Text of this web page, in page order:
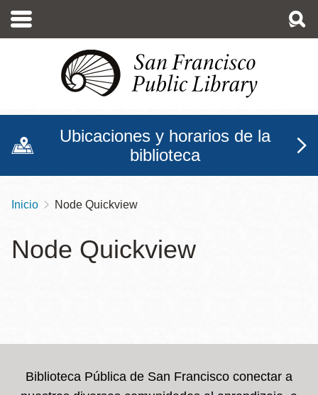
contenido
Ubicaciones y horarios de la
biblioteca
Sobrescribir
de
navegación
Inicio Node Quickview
Node Quickview
Biblioteca Pública de San Francisco conectar a